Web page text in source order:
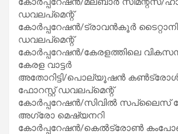
ഡവലപ്‌മെന്റ്
കോര്‍പ്പറേഷന്‍/ട്രാവന്‍കൂര്‍
ഡവലപ്‌മെന്റ്
കോര്‍പ്പറേഷന്‍/കേരളത്തിലെ
കേരള വാട്ടര്‍
അതോറിട്ടി/പൊല്യൂഷന്‍
ഫോറസ്റ്റ് ഡവലപ്‌മെന്റ്
കോര്‍പ്പറേഷന്‍/സിവില്‍ സപ്ലൈസ്
അഗ്രോ മെഷ്യനറി
കോര്‍പ്പറേഷന്‍/കെല്‍ട്രോണ്‍